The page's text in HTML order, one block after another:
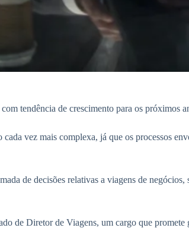
tendência de crescimento para os próximos
vez mais complexa, já que os processos
de decisões relativas a viagens de negócios,
de Diretor de Viagens, um cargo que promete